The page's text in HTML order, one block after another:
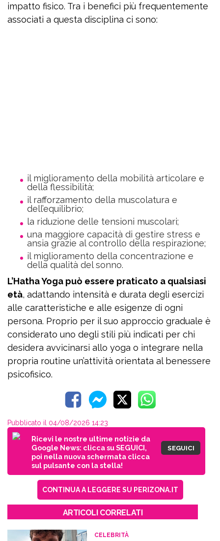
impatto fisico. Tra i benefici più frequentemente
associati a questa disciplina ci sono:
il miglioramento della mobilità articolare e
della flessibilità;
il rafforzamento della muscolatura e
dell’equilibrio;
la riduzione delle tensioni muscolari;
una maggiore capacità di gestire stress e
ansia grazie al controllo della respirazione;
il miglioramento della concentrazione e
della qualità del sonno.
L’Hatha Yoga può essere praticato a qualsiasi
età, adattando intensità e durata degli esercizi
alle caratteristiche e alle esigenze di ogni
persona. Proprio per il suo approccio graduale è
considerato uno degli stili più indicati per chi
desidera avvicinarsi allo yoga o integrare nella
propria routine un’attività orientata al benessere
psicofisico.
Pubblicato il 04/08/2026 14:23
Ricevi le nostre ultime notizie da
Google News: clicca su SEGUICI,
poi nella nuova schermata clicca
sul pulsante con la stella!
SEGUICI
CONTINUA A LEGGERE SU PERIZONA.IT
ARTICOLI CORRELATI
CELEBRITÀ